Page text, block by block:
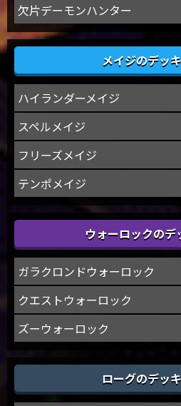
欠片デーモンハンター
メイジのデッ
ハイランダーメイジ
スペルメイジ
フリーズメイジ
テンポメイジ
ウォーロックのデ
ガラクロンドウォーロック
クエストウォーロック
ズーウォーロック
ローグのデッ